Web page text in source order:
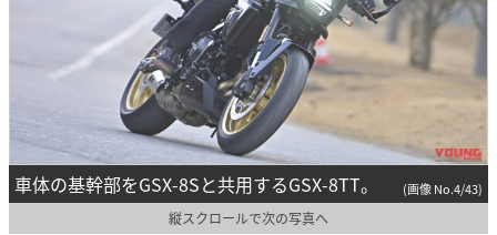
車体の基幹部をGSX-8Sと共用するGSX-8TT。 (画像 No.4/43)
縦スクロールで次の写真へ